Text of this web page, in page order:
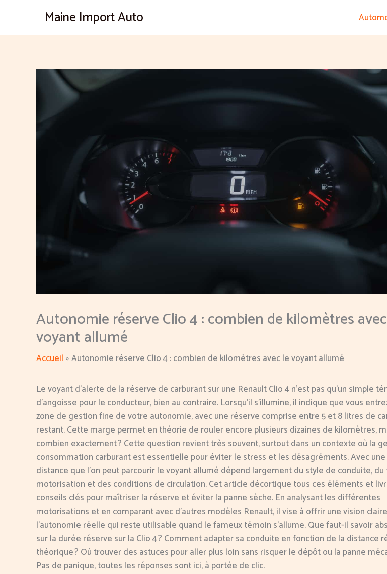
contenu
Maine Import Auto
Autonomie réserve Clio 4 : combien de kilomètres
voyant allumé
Accueil Autonomie réserve Clio 4 : combien de kilomètres avec le voyant allumé
Le voyant d’alerte de la réserve de carburant sur une Renault Clio 4 n’est pas qu’un simple
d’angoisse pour le conducteur, bien au contraire. Lorsqu’il s’illumine, il indique que vous
zone de gestion fine de votre autonomie, avec une réserve comprise entre 5 et 8 litres de
restant. Cette marge permet en théorie de rouler encore plusieurs dizaines de kilomètres,
combien exactement ? Cette question revient très souvent, surtout dans un contexte où la
consommation carburant est essentielle pour éviter le stress et les désagréments. Avec une
distance que l’on peut parcourir le voyant allumé dépend largement du style de conduite,
motorisation et des conditions de circulation. Cet article décortique tous ces éléments et
conseils clés pour maîtriser la réserve et éviter la panne sèche. En analysant les différentes
motorisations et en comparant avec d’autres modèles Renault, il vise à offrir une vision
l’autonomie réelle qui reste utilisable quand le fameux témoin s’allume. Que faut-il savoir
sur la durée réserve sur la Clio 4 ? Comment adapter sa conduite en fonction de la distance
théorique ? Où trouver des astuces pour aller plus loin sans risquer le dépôt ou la panne
Pas de panique, toutes les réponses sont ici, à portée de clic.